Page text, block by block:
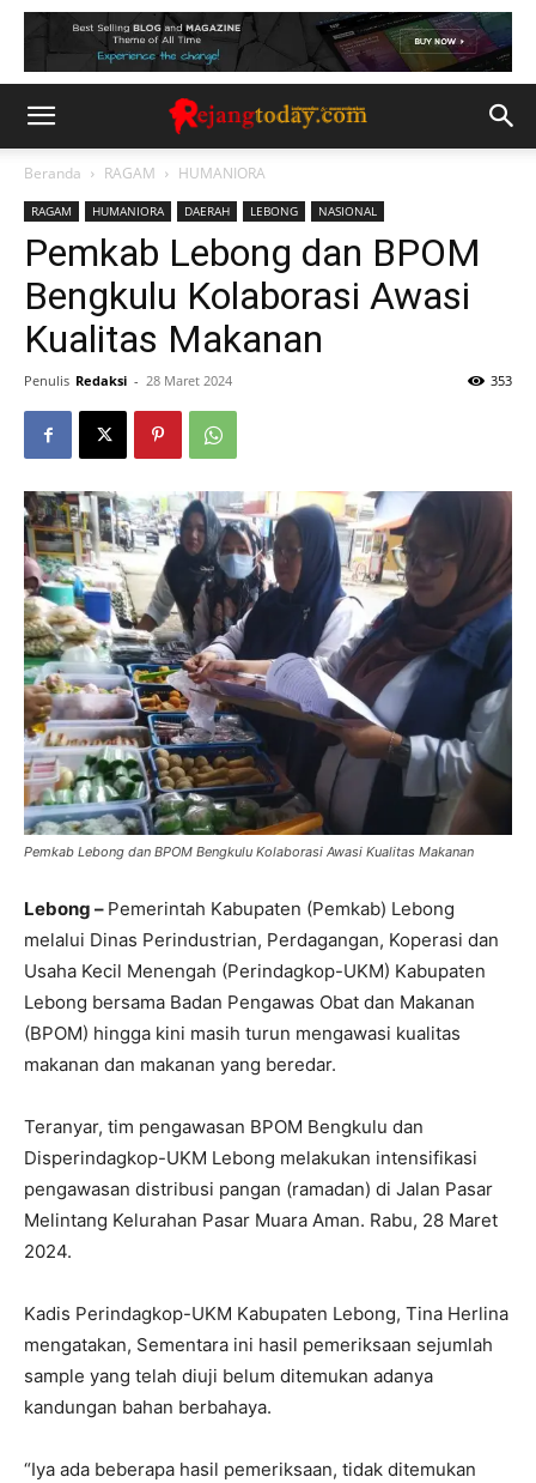
Beranda RAGAM HUMANIORA
RAGAM HUMANIORA DAERAH LEBONG NASIONAL
Pemkab Lebong dan BPOM
Bengkulu Kolaborasi Awasi
Kualitas Makanan
Penulis Redaksi - 28 Maret 2024 353
Pemkab Lebong dan BPOM Bengkulu Kolaborasi Awasi Kualitas Makanan
Lebong – Pemerintah Kabupaten (Pemkab) Lebong
melalui Dinas Perindustrian, Perdagangan, Koperasi dan
Usaha Kecil Menengah (Perindagkop-UKM) Kabupaten
Lebong bersama Badan Pengawas Obat dan Makanan
(BPOM) hingga kini masih turun mengawasi kualitas
makanan dan makanan yang beredar.
Teranyar, tim pengawasan BPOM Bengkulu dan
Disperindagkop-UKM Lebong melakukan intensifikasi
pengawasan distribusi pangan (ramadan) di Jalan Pasar
Melintang Kelurahan Pasar Muara Aman. Rabu, 28 Maret
2024.
Kadis Perindagkop-UKM Kabupaten Lebong, Tina Herlina
mengatakan, Sementara ini hasil pemeriksaan sejumlah
sample yang telah diuji belum ditemukan adanya
kandungan bahan berbahaya.
“Iya ada beberapa hasil pemeriksaan, tidak ditemukan